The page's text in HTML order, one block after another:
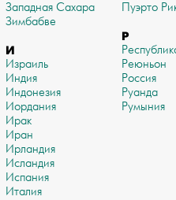
Западная Сахара
Зимбабве
И
Израиль
Индия
Индонезия
Иордания
Ирак
Иран
Ирландия
Исландия
Испания
Италия
Пуэрто
Р
Реюньон
Россия
Руанда
Румыния